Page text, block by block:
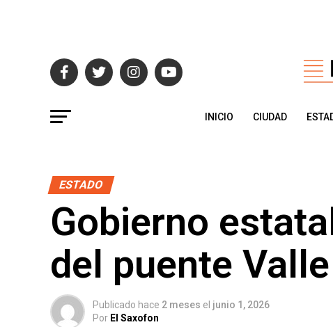
INICIO CIUDAD
ESTADO
Gobierno
del puente
Publicado hace 2 meses el junio 1, 2026
Por El Saxofon